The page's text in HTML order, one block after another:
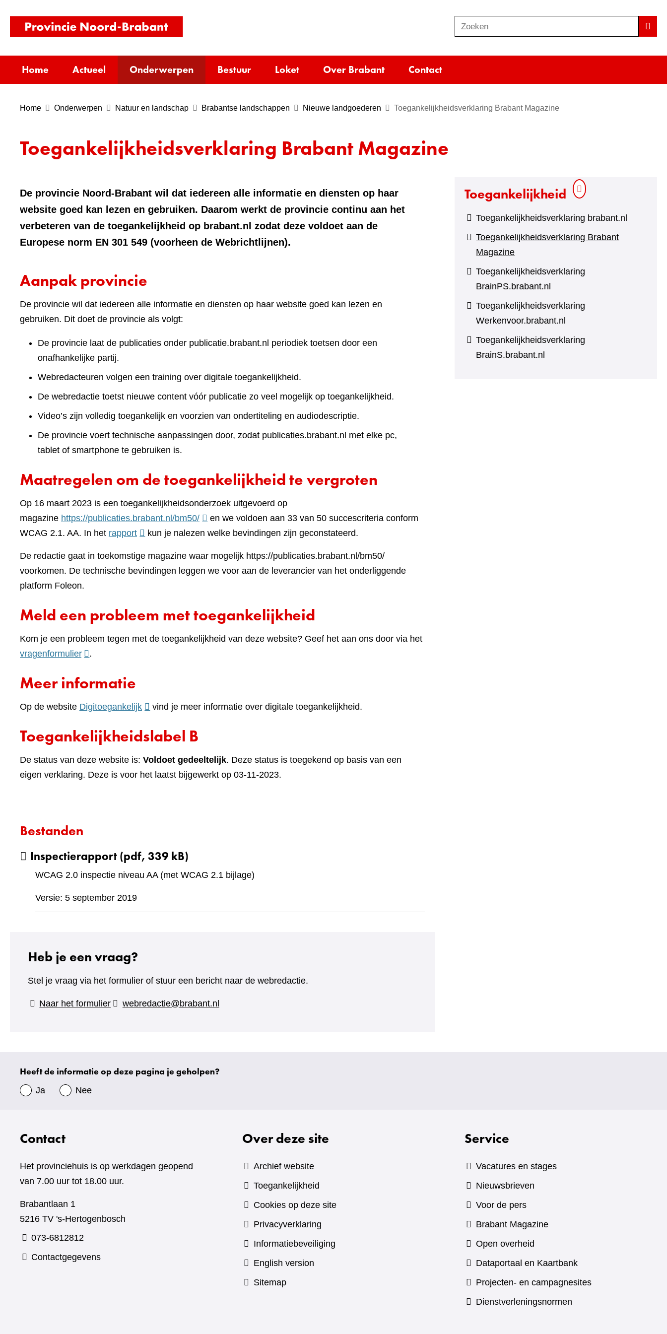
inhoud
homepage)
o
e
e
Zoeken
Home Actueel Onderwerpen Bestuur Loket Over Brabant Contact
Home Onderwerpen Natuur en landschap Brabantse landschappen Nieuwe landgoederen Toegankelijkheidsverklaring Brabant Magazine
Toegankelijkheidsverklaring Brabant Magazine
De provincie Noord-Brabant wil dat iedereen alle informatie en diensten op haar
website goed kan lezen en gebruiken. Daarom werkt de provincie continu aan het
verbeteren van de toegankelijkheid op brabant.nl zodat deze voldoet aan de
Europese norm EN 301 549 (voorheen de Webrichtlijnen).
Aanpak provincie
De provincie wil dat iedereen alle informatie en diensten op haar website goed kan lezen en
gebruiken. Dit doet de provincie als volgt:
De provincie laat de publicaties onder publicatie.brabant.nl periodiek toetsen door een
onafhankelijke partij.
Webredacteuren volgen een training over digitale toegankelijkheid.
De webredactie toetst nieuwe content vóór publicatie zo veel mogelijk op toegankelijkheid.
Video’s zijn volledig toegankelijk en voorzien van ondertiteling en audiodescriptie.
De provincie voert technische aanpassingen door, zodat publicaties.brabant.nl met elke pc,
tablet of smartphone te gebruiken is.
Maatregelen om de toegankelijkheid te vergroten
Op 16 maart 2023 is een toegankelijkheidsonderzoek uitgevoerd op
magazine https://publicaties.brabant.nl/bm50/(verwijst
naar
andere
en we voldoen aan 33 van 50 succescriteria conform
WCAG 2.1. AA. In het rapport(verwijst
een
andere
kun je nalezen welke bevindingen zijn geconstateerd.
De redactie gaat in toekomstige magazine waar mogelijk https://publicaties.brabant.nl/bm50/
voorkomen. De technische bevindingen leggen we voor aan de leverancier van het onderliggende
platform Foleon.
Meld een probleem met toegankelijkheid
Kom je een probleem tegen met de toegankelijkheid van deze website? Geef het aan ons door via het
vragenformulier(verwijst
een
website)
.
Meer informatie
Op de website Digitoegankelijk(verwijst
een
website)
vind je meer informatie over digitale toegankelijkheid.
Toegankelijkheidslabel B
De status van deze website is: Voldoet gedeeltelijk. Deze status is toegekend op basis van een
eigen verklaring. Deze is voor het laatst bijgewerkt op 03-11-2023.
Bestanden
Inspectierapport(pdf, 339 kB)
WCAG 2.0 inspectie niveau AA (met WCAG 2.1 bijlage)
Versie: 5 september 2019
Heb je een vraag?
Stel je vraag via het formulier of stuur een bericht naar de webredactie.
Naar het formulier(verwijst
webredactie@brabant.nl
Toegankelijkheid
Toegankelijkheidsverklaring brabant.nl
Toegankelijkheidsverklaring Brabant
Magazine
Toegankelijkheidsverklaring
BrainPS.brabant.nl
Toegankelijkheidsverklaring
Werkenvoor.brabant.nl
Toegankelijkheidsverklaring
BrainS.brabant.nl
Uw
gegevens
Heeft de informatie op deze pagina je geholpen?
Ja Nee
Contact
Het provinciehuis is op werkdagen geopend
van 7.00 uur tot 18.00 uur.
Brabantlaan 1
5216 TV 's-Hertogenbosch
073-6812812
Contactgegevens
Over deze site
Archief website
Toegankelijkheid
Cookies op deze site
Privacyverklaring
Informatiebeveiliging
English version
Sitemap
Service
Vacatures en stages
Nieuwsbrieven
Voor de pers
Brabant Magazine(verwijst
andere
website)
Open overheid
Dataportaal en Kaartbank(verwijst
naar
Projecten- en campagnesites
Dienstverleningsnormen